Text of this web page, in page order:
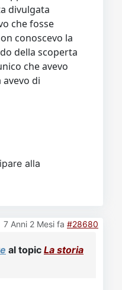
divulgata
che fosse
conoscevo la
della scoperta
che avevo
di
alla
7 Anni 2 Mesi fa #28680
al topic La storia